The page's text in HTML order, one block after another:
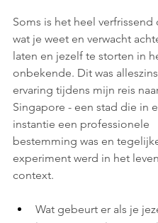
Soms is het heel verfrissend
wat je weet en verwacht
laten en jezelf te storten in
onbekende. Dit was
ervaring tijdens mijn reis
Singapore - een stad die in
instantie een professionele
bestemming was en
experiment werd in het
context.
Wat gebeurt er als je